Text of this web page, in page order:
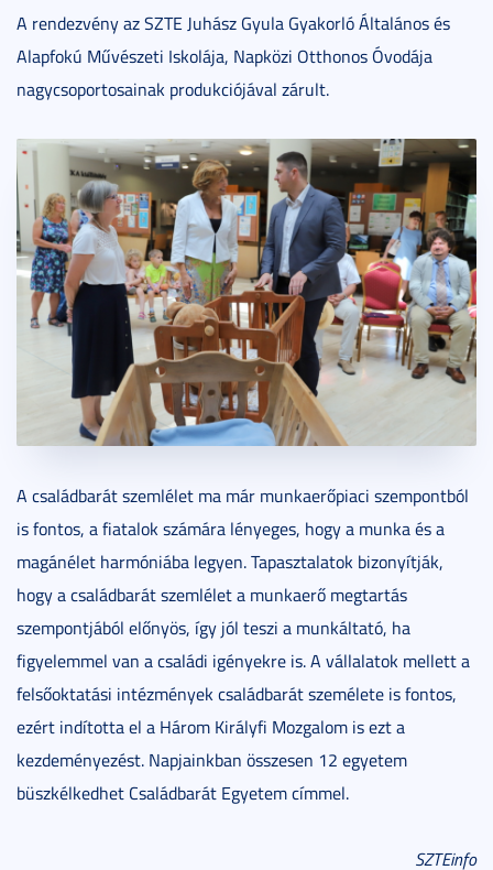
A rendezvény az SZTE Juhász Gyula Gyakorló Általános és
Alapfokú Művészeti Iskolája, Napközi Otthonos Óvodája
nagycsoportosainak produkciójával zárult.
A családbarát szemlélet ma már munkaerőpiaci szempontból
is fontos, a fiatalok számára lényeges, hogy a munka és a
magánélet harmóniába legyen. Tapasztalatok bizonyítják,
hogy a családbarát szemlélet a munkaerő megtartás
szempontjából előnyös, így jól teszi a munkáltató, ha
figyelemmel van a családi igényekre is. A vállalatok mellett a
felsőoktatási intézmények családbarát személete is fontos,
ezért indította el a Három Királyfi Mozgalom is ezt a
kezdeményezést. Napjainkban összesen 12 egyetem
büszkélkedhet Családbarát Egyetem címmel.
SZTEinfo